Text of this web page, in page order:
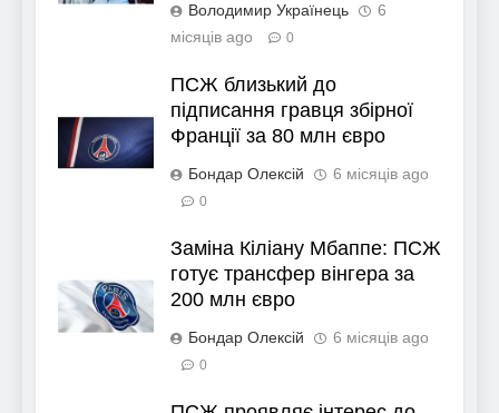
Володимир Українець
6
місяців ago
0
ПСЖ близький до
підписання гравця збірної
Франції за 80 млн євро
Бондар Олексій 6 місяців ago
0
Заміна Кіліану Мбаппе: ПСЖ
готує трансфер вінгера за
200 млн євро
Бондар Олексій 6 місяців ago
0